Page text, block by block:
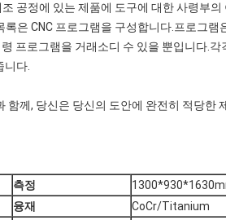
공정에 있는 제품에 도구에 대한 사령부
은 CNC 프로그램을 구성합니다.프로그
프로그램을 거래소디 수 있을 뿐입니다.
니다.
함께, 당신은 당신의 도안에 완전히 적당한
측정
융재
CoCr/Titanium